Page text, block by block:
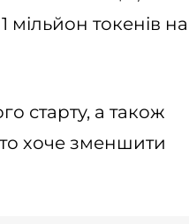
мільйон токенів на
старту, а також
хоче зменшити